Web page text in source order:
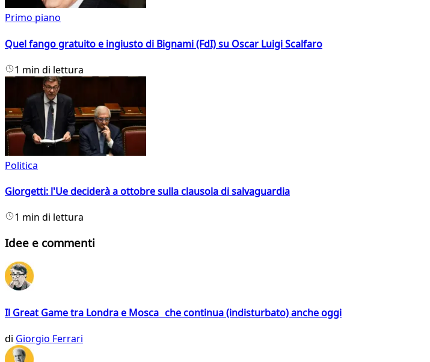
Primo piano
Quel fango gratuito e ingiusto di Bignami (FdI) su Oscar Luigi Scalfaro
1 min di lettura
Politica
Giorgetti: l'Ue deciderà a ottobre sulla clausola di salvaguardia
1 min di lettura
Idee e commenti
Il Great Game tra Londra e Mosca che continua (indisturbato) anche oggi
di Giorgio Ferrari